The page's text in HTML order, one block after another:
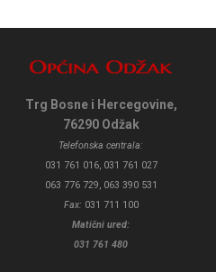
Trg Bosne i Hercegovine,
76290 Odžak
Telefonska centrala:
031 761 016, 031 761 027
063 776 729, 063 390 531
Fax: 031 711 100
Matični ured:
031 761 480